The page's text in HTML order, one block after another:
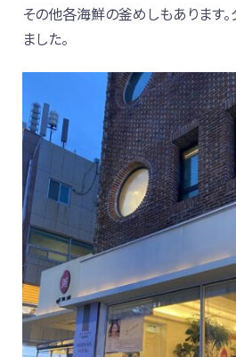
その他各海鮮の釜めしもあります
ました。